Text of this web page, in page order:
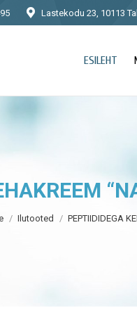
Lastekodu 23, 10113
ESILEHT
here:
Ilutooted PEPTIIDIDEGA